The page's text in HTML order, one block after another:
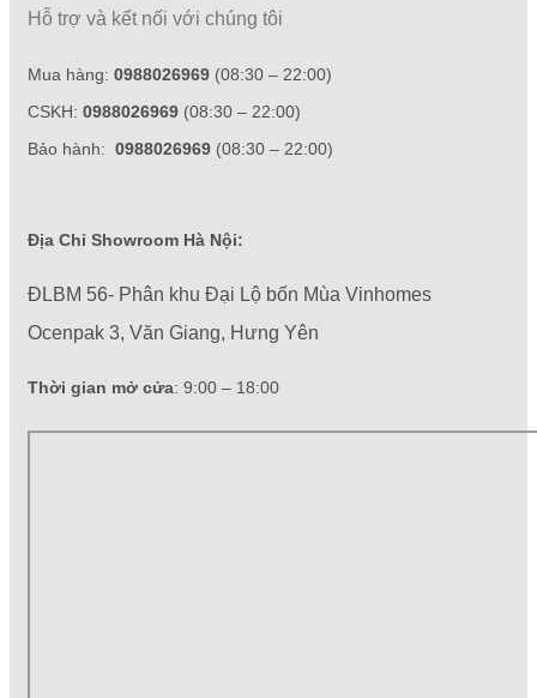
Hỗ trợ và kết nối với chúng tôi
Mua hàng: 0988026969 (08:30 – 22:00)
CSKH: 0988026969 (08:30 – 22:00)
Bảo hành: 0988026969 (08:30 – 22:00)
Địa Chỉ Showroom Hà Nội:
ĐLBM 56- Phân khu Đại Lộ bốn Mùa Vinhomes
Ocenpak 3, Văn Giang, Hưng Yên
Thời gian mở cửa: 9:00 – 18:00